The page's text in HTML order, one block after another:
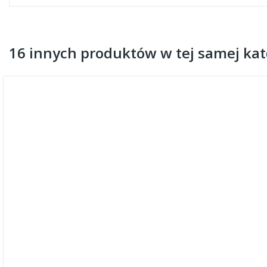
16 innych produktów w tej samej